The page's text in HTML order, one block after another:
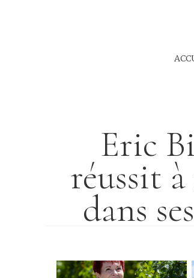
Eric
réussit
dans